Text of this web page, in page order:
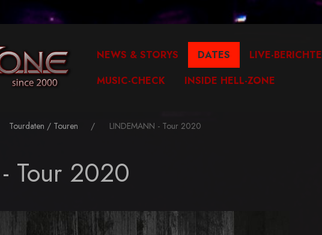
NEWS & STORYS DATES LIVE-BERICHTE
MUSIC-CHECK
INSIDE HELL-ZONE
Tourdaten / Touren LINDEMANN - Tour 2020
Tour 2020